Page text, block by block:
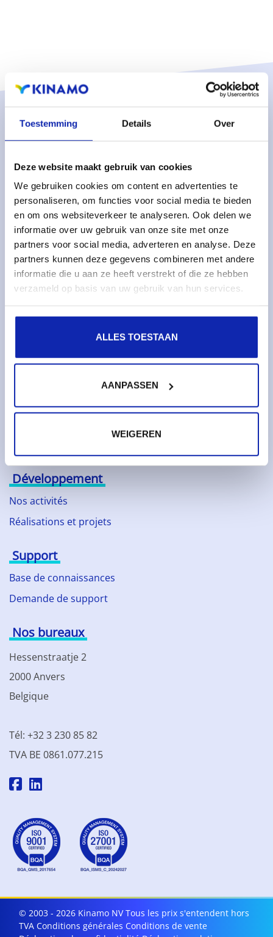
Toestemming Details Over
Deze website maakt gebruik van cookies
We gebruiken cookies om content en advertenties te
personaliseren, om functies voor social media te bieden
en om ons websiteverkeer te analyseren. Ook delen we
informatie over uw gebruik van onze site met onze
partners voor social media, adverteren en analyse. Deze
partners kunnen deze gegevens combineren met andere
informatie die u aan ze heeft verstrekt of die ze hebben
verzameld op basis van uw gebruik van hun services.
ALLES TOESTAAN
AANPASSEN
WEIGEREN
Solutions
Services gérés
Serveurs dédiés gérés
Surveillance & métriques
Serveurs cloud
Stockage cloud
Services
Noms de domaines
Certificats SSL
À propos de Kinamo
Responsabilité sociale
Développement
Nos activités
Réalisations et projets
Support
Base de connaissances
Demande de support
Nos bureaux
Hessenstraatje 2
2000 Anvers
Belgique
Tél: +32 3 230 85 82
TVA BE 0861.077.215
© 2003 - 2026 Kinamo NVTous les prix s'entendent hors
TVA Conditions générales Conditions de vente